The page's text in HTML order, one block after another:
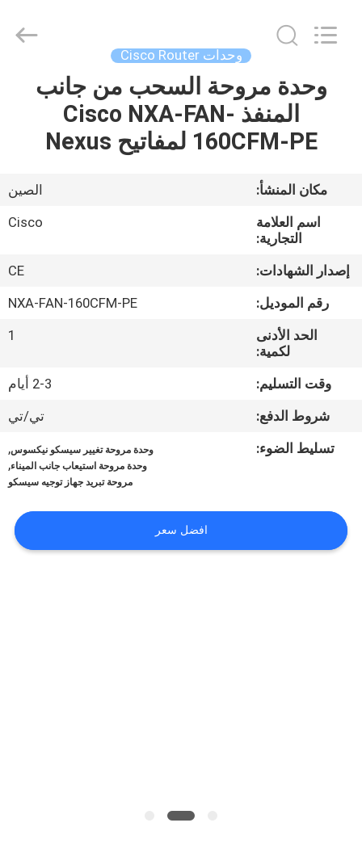
المنزل
المنتجات
فيديوهات
جولة
المصنع
مراقبة
الجودة
أخبار
وحدات Cisco Router
وحدة مروحة السحب من جانب
المنفذ Cisco NXA-FAN-
160CFM-PE لمفاتيح Nexus
مكان المنشأ:
الصين
اسم العلامة
التجارية:
Cisco
إصدار الشهادات:
CE
رقم الموديل:
NXA-FAN-160CFM-PE
الحد الأدنى
لكمية:
1
وقت التسليم:
2-3 أيام
شروط الدفع:
تي/تي
تسليط الضوء:
وحدة مروحة تغيير سيسكو نيكسوس,
وحدة مروحة استيعاب جانب الميناء,
مروحة تبريد جهاز توجيه سيسكو
افضل سعر